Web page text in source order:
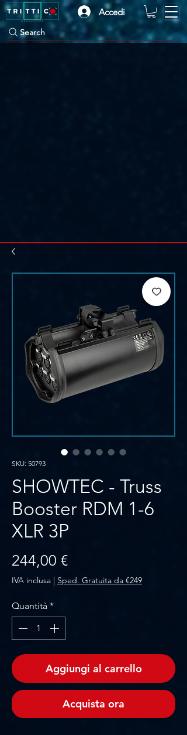
Accedi
Search
SKU: 50793
SHOWTEC - Truss
Booster RDM 1-6
XLR 3P
244,00 €Prezzo
IVA inclusa | Sped. Gratuita da €249
Quantità *
Aggiungi al carrello
Acquista ora